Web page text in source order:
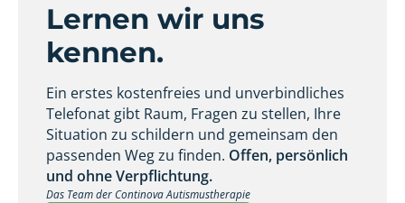
Lernen wir uns
kennen.
Ein erstes kostenfreies und unverbindliches
Telefonat gibt Raum, Fragen zu stellen, Ihre
Situation zu schildern und gemeinsam den
passenden Weg zu finden. Offen, persönlich
und ohne Verpflichtung.
Das Team der Continova Autismustherapie